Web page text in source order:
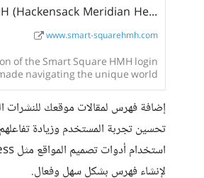
Smart Square HMH (Hackensack Meridian Health) Login - SmartSquareHMH
www.smart-squarehmh.com
of the Smart Square HMH login
navigating the unique world
management much easier.
إضافة فهرس لمقالات موقعك
تحسين تجربة المستخدم وزيادة
لإنشاء فهرس بشكل سهل وفعال.